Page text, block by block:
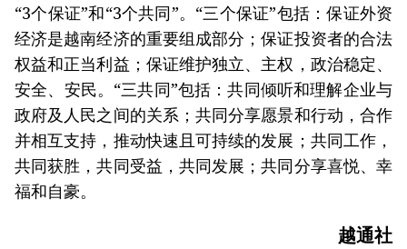
“3个保证”和“3个共同”。“三个保证”包括：保证外资
经济是越南经济的重要组成部分；保证投资者的合法
权益和正当利益；保证维护独立、主权，政治稳定、
安全、安民。“三共同”包括：共同倾听和理解企业与
政府及人民之间的关系；共同分享愿景和行动，合作
并相互支持，推动快速且可持续的发展；共同工作，
共同获胜，共同受益，共同发展；共同分享喜悦、幸
福和自豪。
越通社